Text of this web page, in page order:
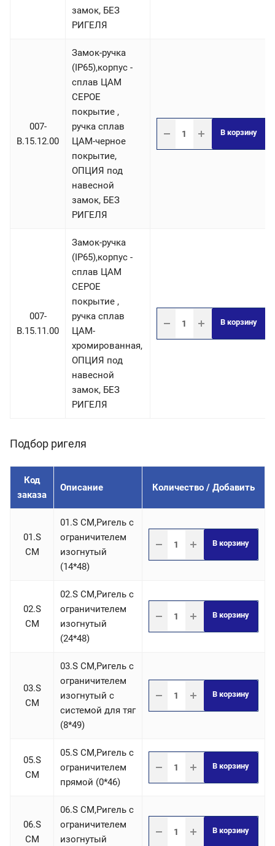
замок, БЕЗ
РИГЕЛЯ
007-
B.15.12.00
Замок-ручка
(IP65),корпус -
сплав ЦАМ
СЕРОЕ
покрытие ,
ручка сплав
ЦАМ-черное
покрытие,
ОПЦИЯ под
навесной
замок, БЕЗ
РИГЕЛЯ
В корзину
007-
B.15.11.00
Замок-ручка
(IP65),корпус -
сплав ЦАМ
СЕРОЕ
покрытие ,
ручка сплав
ЦАМ-
хромированная,
ОПЦИЯ под
навесной
замок, БЕЗ
РИГЕЛЯ
В корзину
Подбор ригеля
Код
заказа
Описание Количество / Добавить
01.S
СM
01.S СM,Ригель c
ограничителем
изогнутый
(14*48)
В корзину
02.S
СM
02.S СM,Ригель c
ограничителем
изогнутый
(24*48)
В корзину
03.S
СM
03.S СM,Ригель c
ограничителем
изогнутый с
системой для тяг
(8*49)
В корзину
05.S
СM
05.S СM,Ригель c
ограничителем
прямой (0*46)
В корзину
06.S
СM
06.S СM,Ригель c
ограничителем
изогнутый
В корзину